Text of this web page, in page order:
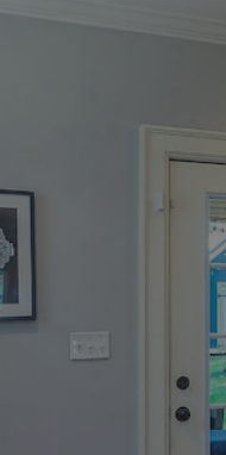
4
Polityce prywatności